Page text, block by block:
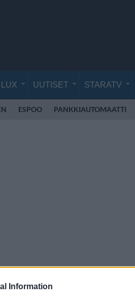
Information
LUX UUTISET STARATV
ESPOO PANKKIAUTOMAATTI